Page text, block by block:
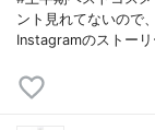
ント見れてないので
Instagramのストー